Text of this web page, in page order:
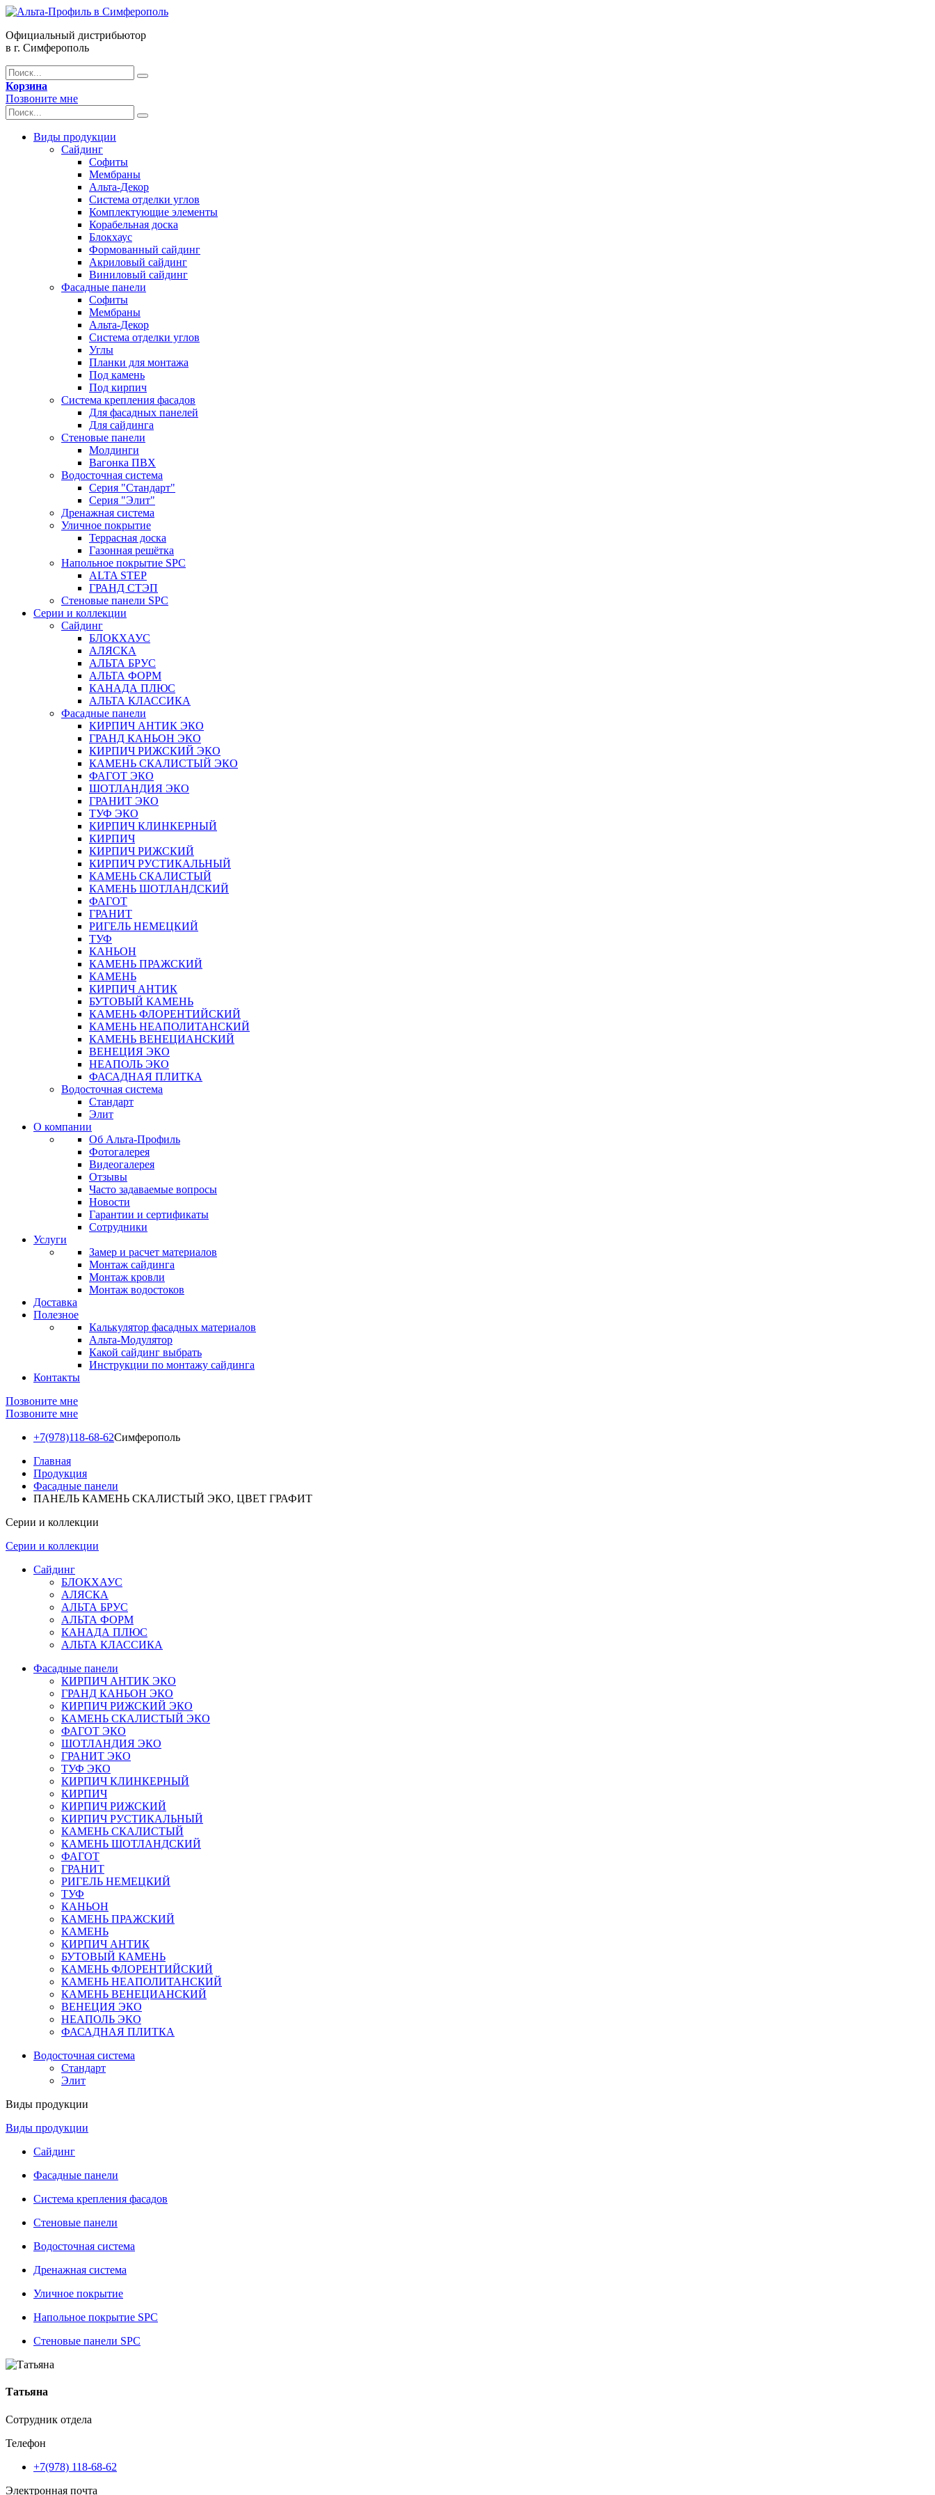
Официальный дистрибьютор
в г. Симферополь
Корзина
Позвоните мне
Виды продукции
Сайдинг
Софиты
Мембраны
Альта-Декор
Система отделки углов
Комплектующие элементы
Корабельная доска
Блокхаус
Формованный сайдинг
Акриловый сайдинг
Виниловый сайдинг
Фасадные панели
Софиты
Мембраны
Альта-Декор
Система отделки углов
Углы
Планки для монтажа
Под камень
Под кирпич
Система крепления фасадов
Для фасадных панелей
Для сайдинга
Стеновые панели
Молдинги
Вагонка ПВХ
Водосточная система
Серия "Стандарт"
Серия "Элит"
Дренажная система
Уличное покрытие
Террасная доска
Газонная решётка
Напольное покрытие SPC
ALTA STEP
ГРАНД СТЭП
Стеновые панели SPC
Серии и коллекции
Сайдинг
БЛОКХАУС
АЛЯСКА
АЛЬТА БРУС
АЛЬТА ФОРМ
КАНАДА ПЛЮС
АЛЬТА КЛАССИКА
Фасадные панели
КИРПИЧ АНТИК ЭКО
ГРАНД КАНЬОН ЭКО
КИРПИЧ РИЖСКИЙ ЭКО
КАМЕНЬ СКАЛИСТЫЙ ЭКО
ФАГОТ ЭКО
ШОТЛАНДИЯ ЭКО
ГРАНИТ ЭКО
ТУФ ЭКО
КИРПИЧ КЛИНКЕРНЫЙ
КИРПИЧ
КИРПИЧ РИЖСКИЙ
КИРПИЧ РУСТИКАЛЬНЫЙ
КАМЕНЬ СКАЛИСТЫЙ
КАМЕНЬ ШОТЛАНДСКИЙ
ФАГОТ
ГРАНИТ
РИГЕЛЬ НЕМЕЦКИЙ
ТУФ
КАНЬОН
КАМЕНЬ ПРАЖСКИЙ
КАМЕНЬ
КИРПИЧ АНТИК
БУТОВЫЙ КАМЕНЬ
КАМЕНЬ ФЛОРЕНТИЙСКИЙ
КАМЕНЬ НЕАПОЛИТАНСКИЙ
КАМЕНЬ ВЕНЕЦИАНСКИЙ
ВЕНЕЦИЯ ЭКО
НЕАПОЛЬ ЭКО
ФАСАДНАЯ ПЛИТКА
Водосточная система
Стандарт
Элит
О компании
Об Альта-Профиль
Фотогалерея
Видеогалерея
Отзывы
Часто задаваемые вопросы
Новости
Гарантии и сертификаты
Сотрудники
Услуги
Замер и расчет материалов
Монтаж сайдинга
Монтаж кровли
Монтаж водостоков
Доставка
Полезное
Калькулятор фасадных материалов
Альта-Модулятор
Какой сайдинг выбрать
Инструкции по монтажу сайдинга
Контакты
Позвоните мне
Позвоните мне
+7(978)118-68-62Симферополь
Главная
Продукция
Фасадные панели
ПАНЕЛЬ КАМЕНЬ СКАЛИСТЫЙ ЭКО, ЦВЕТ ГРАФИТ
Серии и коллекции
Серии и коллекции
Сайдинг
БЛОКХАУС
АЛЯСКА
АЛЬТА БРУС
АЛЬТА ФОРМ
КАНАДА ПЛЮС
АЛЬТА КЛАССИКА
Фасадные панели
КИРПИЧ АНТИК ЭКО
ГРАНД КАНЬОН ЭКО
КИРПИЧ РИЖСКИЙ ЭКО
КАМЕНЬ СКАЛИСТЫЙ ЭКО
ФАГОТ ЭКО
ШОТЛАНДИЯ ЭКО
ГРАНИТ ЭКО
ТУФ ЭКО
КИРПИЧ КЛИНКЕРНЫЙ
КИРПИЧ
КИРПИЧ РИЖСКИЙ
КИРПИЧ РУСТИКАЛЬНЫЙ
КАМЕНЬ СКАЛИСТЫЙ
КАМЕНЬ ШОТЛАНДСКИЙ
ФАГОТ
ГРАНИТ
РИГЕЛЬ НЕМЕЦКИЙ
ТУФ
КАНЬОН
КАМЕНЬ ПРАЖСКИЙ
КАМЕНЬ
КИРПИЧ АНТИК
БУТОВЫЙ КАМЕНЬ
КАМЕНЬ ФЛОРЕНТИЙСКИЙ
КАМЕНЬ НЕАПОЛИТАНСКИЙ
КАМЕНЬ ВЕНЕЦИАНСКИЙ
ВЕНЕЦИЯ ЭКО
НЕАПОЛЬ ЭКО
ФАСАДНАЯ ПЛИТКА
Водосточная система
Стандарт
Элит
Виды продукции
Виды продукции
Сайдинг
Фасадные панели
Система крепления фасадов
Стеновые панели
Водосточная система
Дренажная система
Уличное покрытие
Напольное покрытие SPC
Стеновые панели SPC
Татьяна
Сотрудник отдела
Телефон
+7(978) 118-68-62
Электронная почта